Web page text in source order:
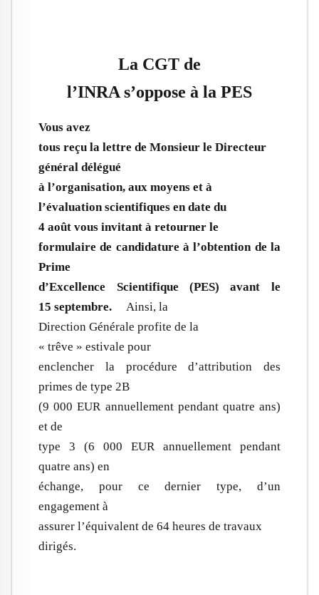
La CGT de
l’INRA s’oppose à la PES
Vous avez
tous reçu la lettre de Monsieur le Directeur
général délégué
à l’organisation, aux moyens et à
l’évaluation scientifiques en date du
4 août vous invitant à retourner le
formulaire de candidature à l’obtention de la
Prime
d’Excellence Scientifique (PES) avant le
15 septembre. Ainsi, la
Direction Générale profite de la
« trêve » estivale pour
enclencher la procédure d’attribution des
primes de type 2B
(9 000 EUR annuellement pendant quatre ans)
et de
type 3 (6 000 EUR annuellement pendant
quatre ans) en
échange, pour ce dernier type, d’un
engagement à
assurer l’équivalent de 64 heures de travaux
dirigés.